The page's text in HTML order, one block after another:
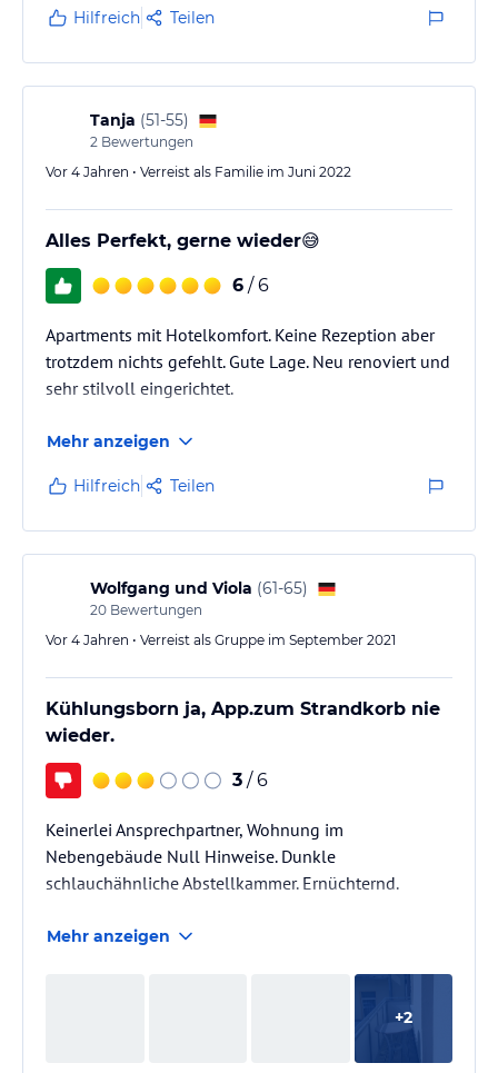
Hilfreich Teilen
Tanja (51-55)
2 Bewertungen
Vor 4 Jahren • Verreist als Familie im Juni 2022
Alles Perfekt, gerne wieder😅
6 / 6
Apartments mit Hotelkomfort. Keine Rezeption aber
trotzdem nichts gefehlt. Gute Lage. Neu renoviert und
sehr stilvoll eingerichtet.
Mehr anzeigen
Hilfreich Teilen
Wolfgang und Viola (61-65)
20 Bewertungen
Vor 4 Jahren • Verreist als Gruppe im September 2021
Kühlungsborn ja, App.zum Strandkorb nie
wieder.
3 / 6
Keinerlei Ansprechpartner, Wohnung im
Nebengebäude Null Hinweise. Dunkle
schlauchähnliche Abstellkammer. Ernüchternd.
Mehr anzeigen
+2